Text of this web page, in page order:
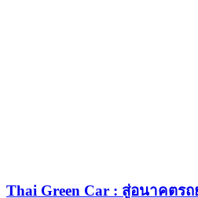
Thai Green Car : สู่อนาคตร